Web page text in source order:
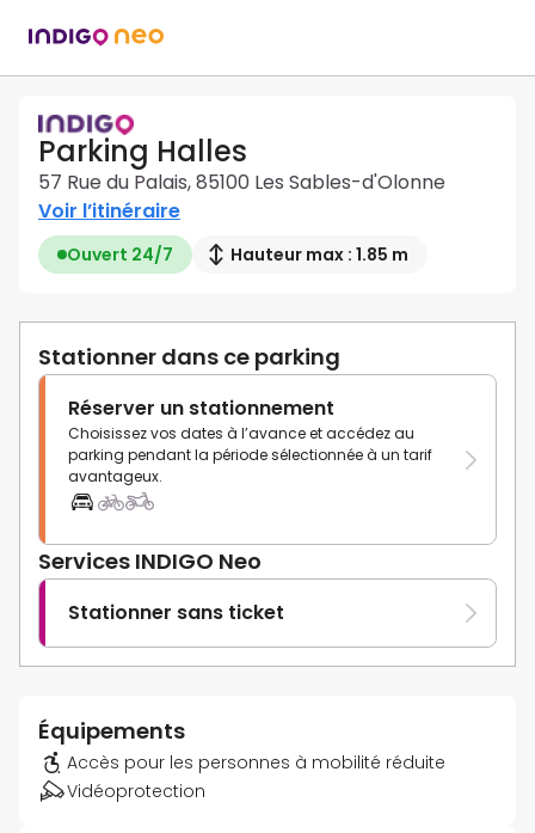
Parking Halles
57 Rue du Palais, 85100 Les Sables-d'Olonne
Voir l’itinéraire
Ouvert 24/7 Hauteur max : 1.85 m
Stationner dans ce parking
Réserver un stationnement
Choisissez vos dates à l’avance et accédez au
parking pendant la période sélectionnée à un tarif
avantageux.
Services INDIGO Neo
Stationner sans ticket
Équipements
Accès pour les personnes à mobilité réduite
Vidéoprotection